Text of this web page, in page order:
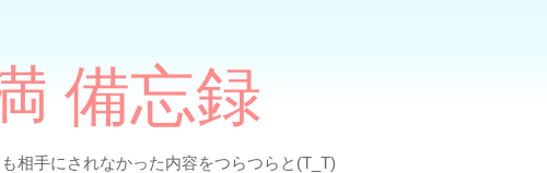
備忘録
相手にされなかった内容をつらつらと(T_T)